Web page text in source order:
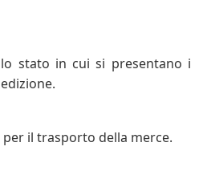
stato in cui si presentano i
il trasporto della merce.